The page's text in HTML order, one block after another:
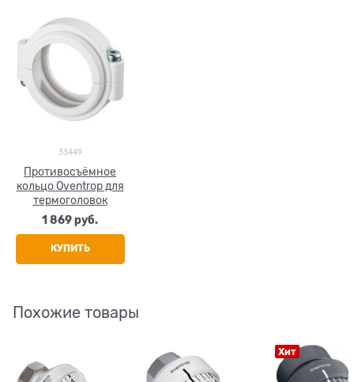
33449
Противосъёмное
кольцо Oventrop для
термоголовок
1 869 руб.
КУПИТЬ
Похожие товары
Хит